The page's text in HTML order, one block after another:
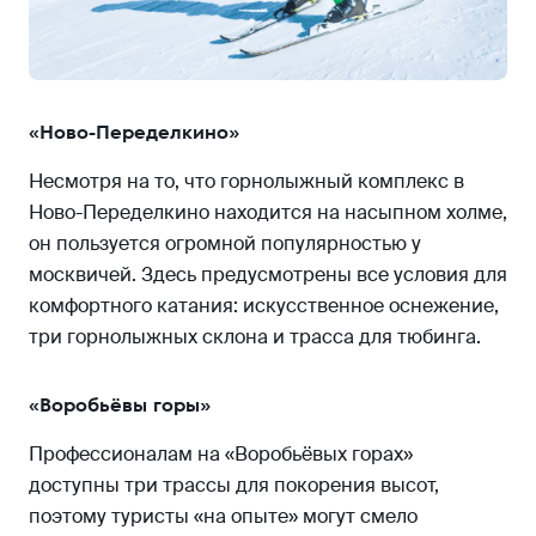
«Ново-Переделкино»
Несмотря на то, что горнолыжный комплекс в
Ново-Переделкино находится на насыпном холме,
он пользуется огромной популярностью у
москвичей. Здесь предусмотрены все условия для
комфортного катания: искусственное оснежение,
три горнолыжных склона и трасса для тюбинга.
«Воробьёвы горы»
Профессионалам на «Воробьёвых горах»
доступны три трассы для покорения высот,
поэтому туристы «на опыте» могут смело